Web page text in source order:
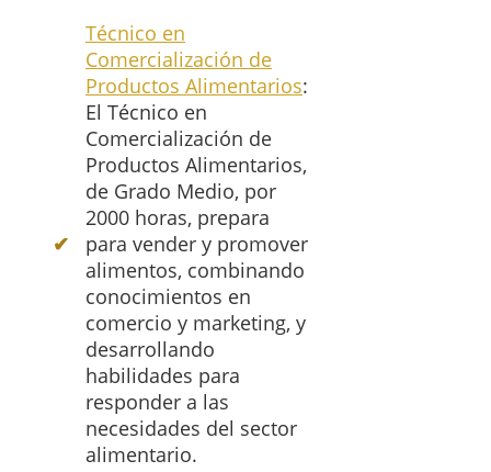
Técnico en
Comercialización de
Productos Alimentarios:
El Técnico en
Comercialización de
Productos Alimentarios,
de Grado Medio, por
2000 horas, prepara
para vender y promover
alimentos, combinando
conocimientos en
comercio y marketing, y
desarrollando
habilidades para
responder a las
necesidades del sector
alimentario.